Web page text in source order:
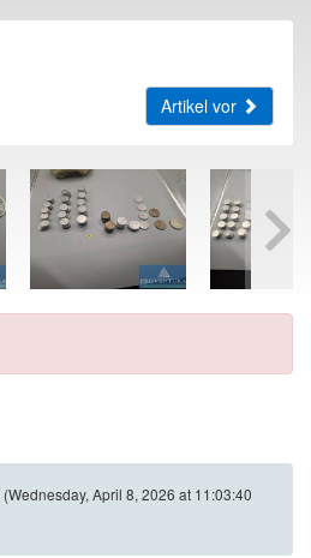
Artikel vor
(Wednesday, April 8, 2026 at 11:03:40